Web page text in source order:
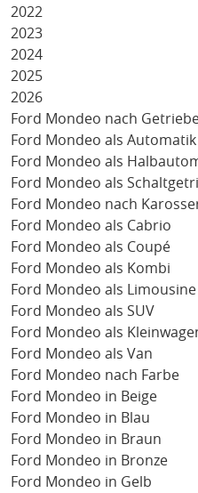
2022
2023
2024
2025
2026
Ford Mondeo nach
Ford Mondeo als Automatik
Ford Mondeo als
Ford Mondeo als
Ford Mondeo nach
Ford Mondeo als Cabrio
Ford Mondeo als Coupé
Ford Mondeo als Kombi
Ford Mondeo als Limousine
Ford Mondeo als SUV
Ford Mondeo als
Ford Mondeo als Van
Ford Mondeo nach Farbe
Ford Mondeo in Beige
Ford Mondeo in Blau
Ford Mondeo in Braun
Ford Mondeo in Bronze
Ford Mondeo in Gelb